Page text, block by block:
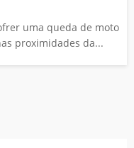
uma queda de moto
proximidades da...